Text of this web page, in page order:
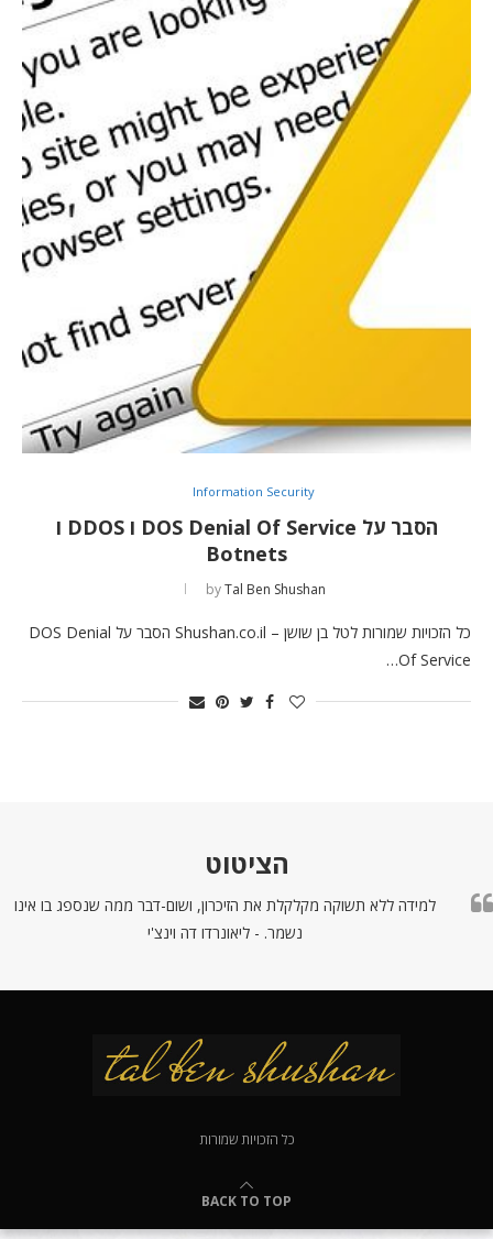
Information Security
הסבר על DOS Denial Of Service ו DDOS ו
Botnets
byTal Ben Shushan
כל הזכויות שמורות לטל בן שושן – Shushan.co.il הסבר על DOS Denial
Of Service…
הציטוט
למידה ללא תשוקה מקלקלת את הזיכרון, ושום-דבר ממה שנספג בו אינו
נשמר. - ליאונרדו דה וינצ'י
כל הזכויות שמורות
BACK TO TOP